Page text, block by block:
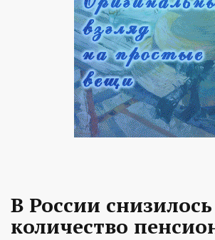
В России снизилось
количество